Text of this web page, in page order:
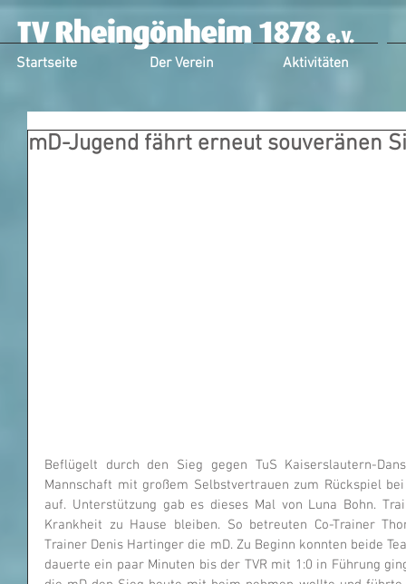
Startseite Der Verein Aktivitäten
mD-Jugend fährt erneut souveränen
Beflügelt durch den Sieg gegen TuS Kaiserslautern-
Mannschaft mit großem Selbstvertrauen zum Rückspiel
auf. Unterstützung gab es dieses Mal von Luna Bohn.
Krankheit zu Hause bleiben. So betreuten Co-Trainer
Trainer Denis Hartinger die mD. Zu Beginn konnten beide
dauerte ein paar Minuten bis der TVR mit 1:0 in Führung